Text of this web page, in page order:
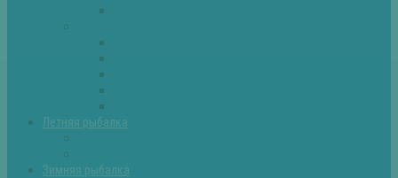
Летняя рыбалка
Зимняя рыбалка